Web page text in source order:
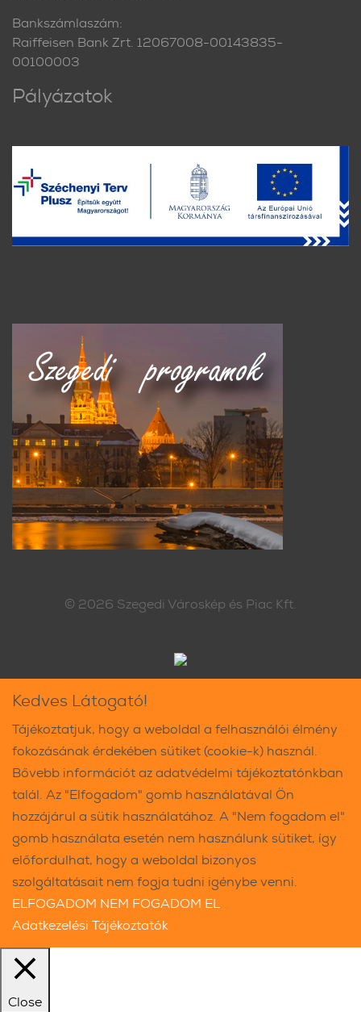
Bankszámlaszám:
Raiffeisen Bank Zrt. 12067008-00143835-
00100003
Pályázatok
© 2026 Szegedi Városkép és Piac Kft.
Kedves Látogató!
Tájékoztatjuk, hogy a weboldal a felhasználói élmény
fokozásának érdekében sütiket (cookie-k) használ.
Bővebb információt az adatvédelmi tájékoztatónkban
talál. Az "Elfogadom" gomb használatával Ön
hozzájárul a sütik használatához. A "Nem fogadom el"
gomb használata esetén nem használunk sütiket, így
előfordulhat, hogy a weboldal bizonyos
szolgáltatásait nem fogja tudni igénybe venni.
ELFOGADOM NEM FOGADOM EL
Adatkezelési Tájékoztatók
Close